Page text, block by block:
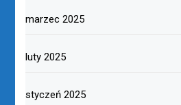
marzec 2025
luty 2025
styczeń 2025